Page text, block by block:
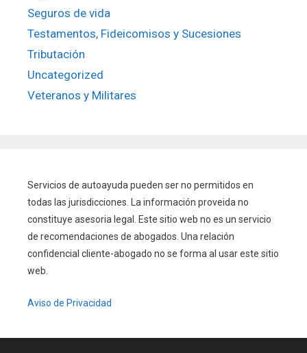
Seguros de vida
Testamentos, Fideicomisos y Sucesiones
Tributación
Uncategorized
Veteranos y Militares
Servicios de autoayuda pueden ser no permitidos en
todas las jurisdicciones. La información proveida no
constituye asesoria legal. Este sitio web no es un servicio
de recomendaciones de abogados. Una relación
confidencial cliente-abogado no se forma al usar este sitio
web.
Aviso de Privacidad